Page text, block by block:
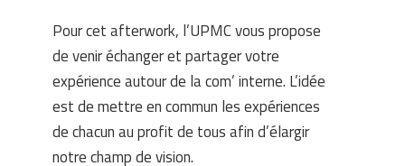
Pour cet afterwork, l’UPMC vous propose
de venir échanger et partager votre
expérience autour de la com’ interne. L’idée
est de mettre en commun les expériences
de chacun au profit de tous afin d’élargir
notre champ de vision.